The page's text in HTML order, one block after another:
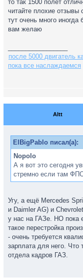
то так 1500 полет
читайте плохие отзывы
тут очень много
вам желаю
после 5000 двигатель
пока все наслаждаемся
Altt
ElBigPablo писал(а):
Nopolo
А я вот это сегодня
стремно если там
Угу, а ещё Mercedes
и Daimler AG) и
у нас на ГАЗе. НО пока
такое перестройка
- очень требуется
зарплата для него. Что
отдела кадров ГАЗ.